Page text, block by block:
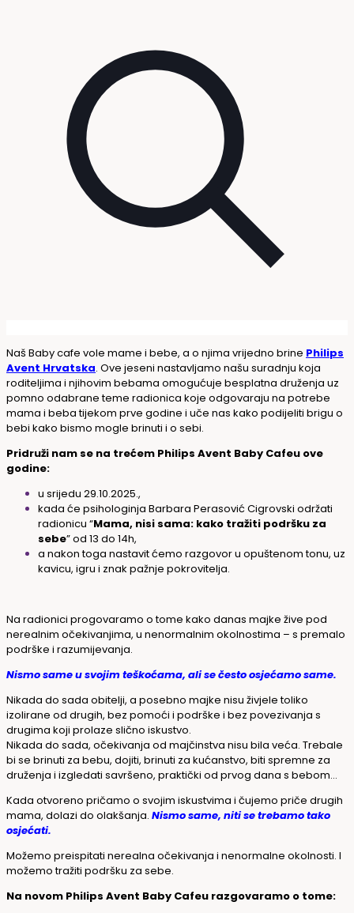
Naš Baby cafe vole mame i bebe, a o njima vrijedno brine Philips
Avent Hrvatska. Ove jeseni nastavljamo našu suradnju koja
roditeljima i njihovim bebama omogućuje besplatna druženja uz
pomno odabrane teme radionica koje odgovaraju na potrebe
mama i beba tijekom prve godine i uče nas kako podijeliti brigu o
bebi kako bismo mogle brinuti i o sebi.
Pridruži nam se na trećem Philips Avent Baby Cafeu ove
godine:
u srijedu 29.10.2025.,
kada će psihologinja Barbara Perasović Cigrovski održati
radionicu “Mama, nisi sama: kako tražiti podršku za
sebe” od 13 do 14h,
a nakon toga nastavit ćemo razgovor u opuštenom tonu, uz
kavicu, igru i znak pažnje pokrovitelja.
Na radionici progovaramo o tome kako danas majke žive pod
nerealnim očekivanjima, u nenormalnim okolnostima – s premalo
podrške i razumijevanja.
Nismo same u svojim teškoćama, ali se često osjećamo same.
Nikada do sada obitelji, a posebno majke nisu živjele toliko
izolirane od drugih, bez pomoći i podrške i bez povezivanja s
drugima koji prolaze slično iskustvo.
Nikada do sada, očekivanja od majčinstva nisu bila veća. Trebale
bi se brinuti za bebu, dojiti, brinuti za kućanstvo, biti spremne za
druženja i izgledati savršeno, praktički od prvog dana s bebom…
Kada otvoreno pričamo o svojim iskustvima i čujemo priče drugih
mama, dolazi do olakšanja. Nismo same, niti se trebamo tako
osjećati.
Možemo preispitati nerealna očekivanja i nenormalne okolnosti. I
možemo tražiti podršku za sebe.
Na novom Philips Avent Baby Cafeu razgovaramo o tome: